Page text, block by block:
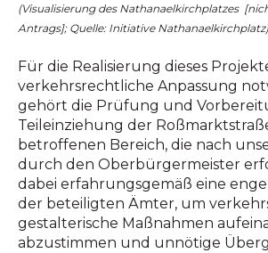
(Visualisierung des Nathanaelkirchplatzes
Antrags]; Quelle: Initiative Nathanaelkirchplatz)
Für die Realisierung dieses
verkehrsrechtliche Anpassung
gehört die Prüfung und
Teileinziehung der
betroffenen Bereich, die nach
durch den Oberbürgermeister
dabei erfahrungsgemäß eine
der beteiligten Ämter, um
gestalterische Maßnahmen
abzustimmen und unnötige